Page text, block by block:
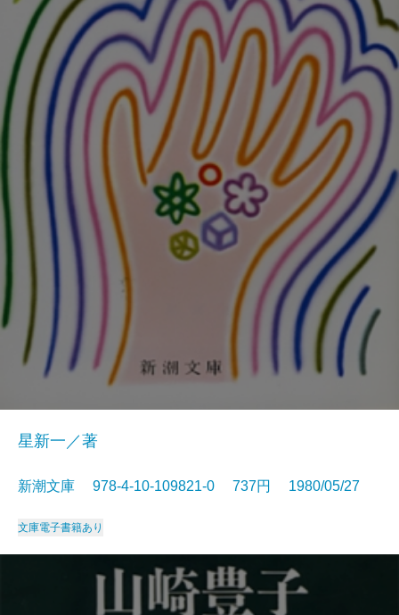
星新一／著
新潮文庫 978-4-10-109821-0 737円 1980/05/27
文庫電子書籍あり